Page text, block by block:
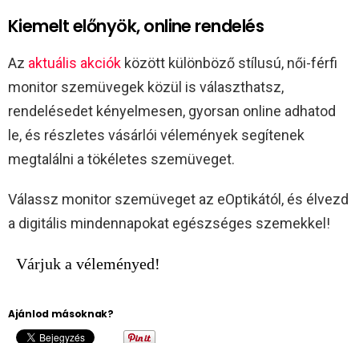
Kiemelt előnyök, online rendelés
Az aktuális akciók között különböző stílusú, női-férfi
monitor szemüvegek közül is választhatsz,
rendelésedet kényelmesen, gyorsan online adhatod
le, és részletes vásárlói vélemények segítenek
megtalálni a tökéletes szemüveget.
Válassz monitor szemüveget az eOptikától, és élvezd
a digitális mindennapokat egészséges szemekkel!
Várjuk a véleményed!
Ajánlod másoknak?